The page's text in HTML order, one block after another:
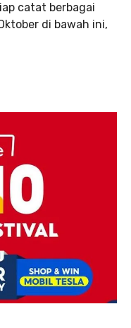
catat berbagai
di bawah ini,